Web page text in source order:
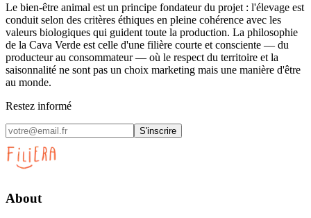
Le bien-être animal est un principe fondateur du projet : l'élevage est
conduit selon des critères éthiques en pleine cohérence avec les
valeurs biologiques qui guident toute la production. La philosophie
de la Cava Verde est celle d'une filière courte et consciente — du
producteur au consommateur — où le respect du territoire et la
saisonnalité ne sont pas un choix marketing mais une manière d'être
au monde.
Restez informé
S'inscrire
About